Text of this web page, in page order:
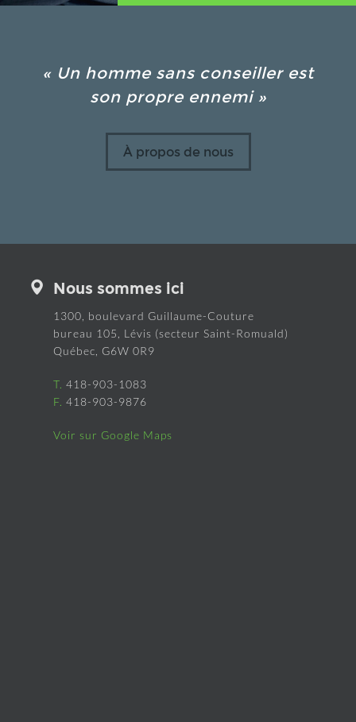
« Un homme sans conseiller est
son propre ennemi »
À propos de nous
Nous sommes ici
1300, boulevard Guillaume-Couture
bureau 105, Lévis (secteur Saint-Romuald)
Québec, G6W 0R9
T. 418-903-1083
F. 418-903-9876
Voir sur Google Maps